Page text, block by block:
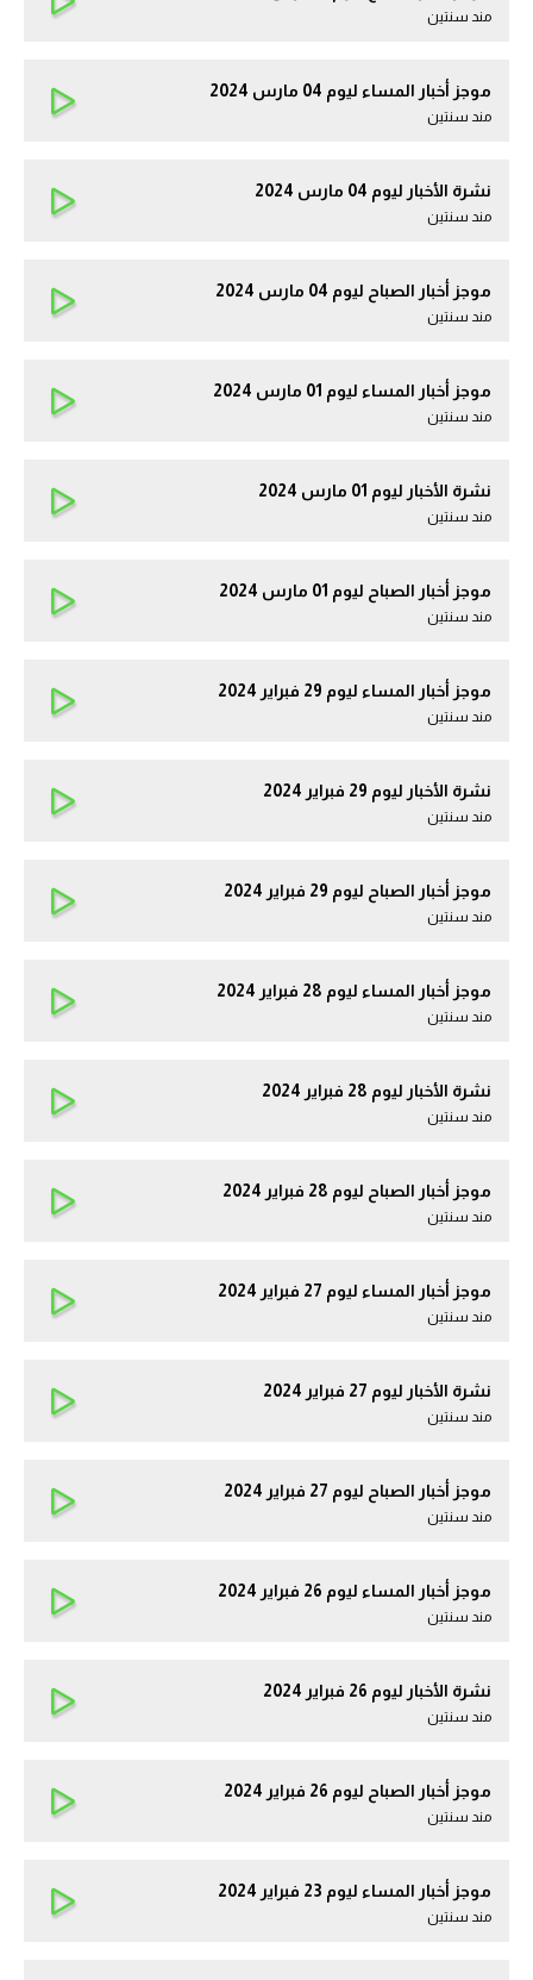
مند سنتين
موجز أخبار المساء ليوم 04 مارس 2024
مند سنتين
نشرة الأخبار ليوم 04 مارس 2024
مند سنتين
موجز أخبار الصباح ليوم 04 مارس 2024
مند سنتين
موجز أخبار المساء ليوم 01 مارس 2024
مند سنتين
نشرة الأخبار ليوم 01 مارس 2024
مند سنتين
موجز أخبار الصباح ليوم 01 مارس 2024
مند سنتين
موجز أخبار المساء ليوم 29 فبراير 2024
مند سنتين
نشرة الأخبار ليوم 29 فبراير 2024
مند سنتين
موجز أخبار الصباح ليوم 29 فبراير 2024
مند سنتين
موجز أخبار المساء ليوم 28 فبراير 2024
مند سنتين
نشرة الأخبار ليوم 28 فبراير 2024
مند سنتين
موجز أخبار الصباح ليوم 28 فبراير 2024
مند سنتين
موجز أخبار المساء ليوم 27 فبراير 2024
مند سنتين
نشرة الأخبار ليوم 27 فبراير 2024
مند سنتين
موجز أخبار الصباح ليوم 27 فبراير 2024
مند سنتين
موجز أخبار المساء ليوم 26 فبراير 2024
مند سنتين
نشرة الأخبار ليوم 26 فبراير 2024
مند سنتين
موجز أخبار الصباح ليوم 26 فبراير 2024
مند سنتين
موجز أخبار المساء ليوم 23 فبراير 2024
مند سنتين